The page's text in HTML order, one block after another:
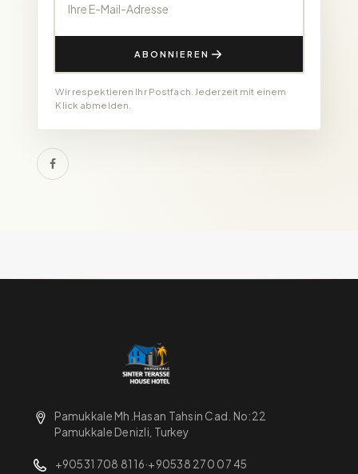
ABONNIEREN
Wir respektieren Ihr Postfach. Jederzeit mit einem
Klick abmelden.
Pamukkale Mh.Hasan Tahsin Cad. No:22
Pamukkale Denizli, Turkey
+90531 708 81 16·+90538 270 07 45